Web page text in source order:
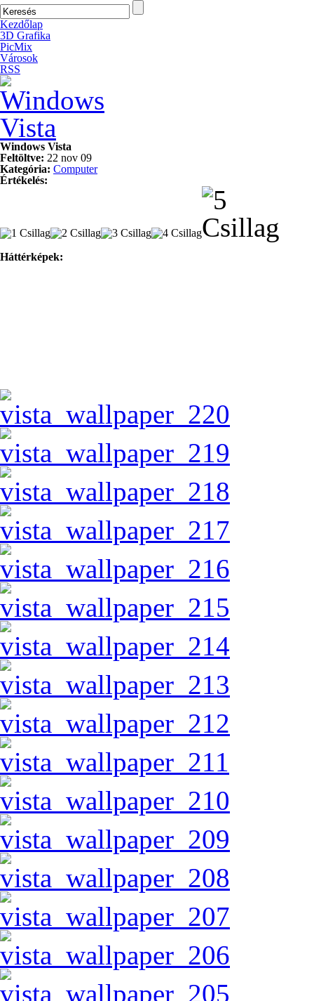
Kezdőlap
3D Grafika
PicMix
Városok
RSS
Windows Vista
Feltöltve: 22 nov 09
Kategória: Computer
Értékelés:
Háttérképek: